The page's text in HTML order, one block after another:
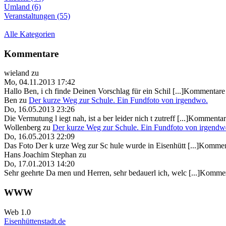
Umland (6)
Veranstaltungen (55)
Alle Kategorien
Kommentare
wieland zu
Mo, 04.11.2013 17:42
Hallo Ben, i ch finde Deinen Vorschlag für ein Schil
Ben zu Der kurze Weg zur Schule. Ein Fundfoto von irgendwo.
Do, 16.05.2013 23:26
Die Vermutung l iegt nah, ist a ber leider nich t zutreff
Wollenberg zu Der kurze Weg zur Schule. Ein Fundfoto von
Do, 16.05.2013 22:09
Das Foto Der k urze Weg zur Sc hule wurde in Eisenhütt
Hans Joachim Stephan zu
Do, 17.01.2013 14:20
Sehr geehrte Da men und Herren, sehr bedauerl ich, welc
WWW
Web 1.0
Eisenhüttenstadt.de